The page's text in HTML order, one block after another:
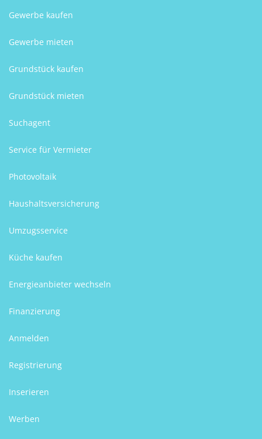
Gewerbe kaufen
Gewerbe mieten
Grundstück kaufen
Grundstück mieten
Suchagent
Service für Vermieter
Photovoltaik
Haushaltsversicherung
Umzugsservice
Küche kaufen
Energieanbieter wechseln
Finanzierung
Anmelden
Registrierung
Inserieren
Werben